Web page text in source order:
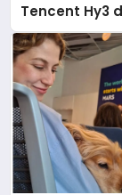
Tencent Hy3